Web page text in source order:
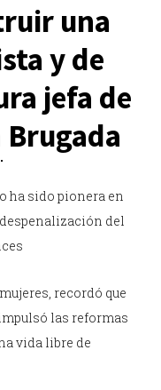
una
y de
jefa de
ha sido pionera en
del
recordó que
las reformas
vida libre de